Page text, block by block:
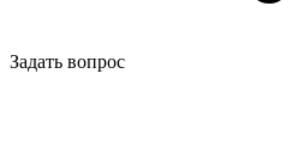
Задать вопрос